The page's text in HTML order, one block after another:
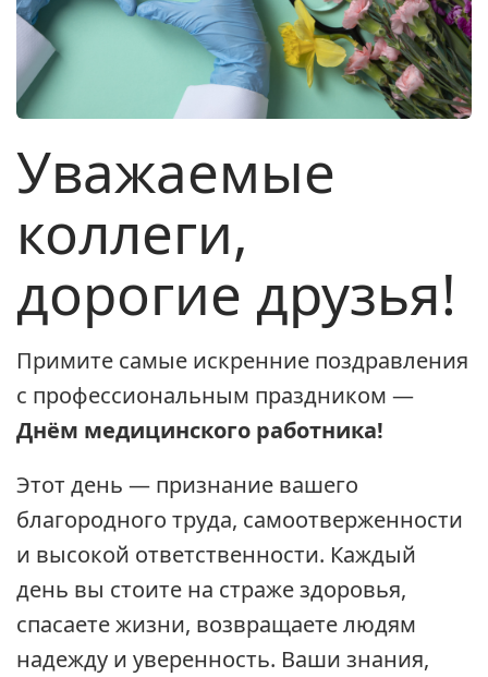
Уважаемые
коллеги,
дорогие друзья!
Примите самые искренние поздравления
с профессиональным праздником —
Днём медицинского работника!
Этот день — признание вашего
благородного труда, самоотверженности
и высокой ответственности. Каждый
день вы стоите на страже здоровья,
спасаете жизни, возвращаете людям
надежду и уверенность. Ваши знания,